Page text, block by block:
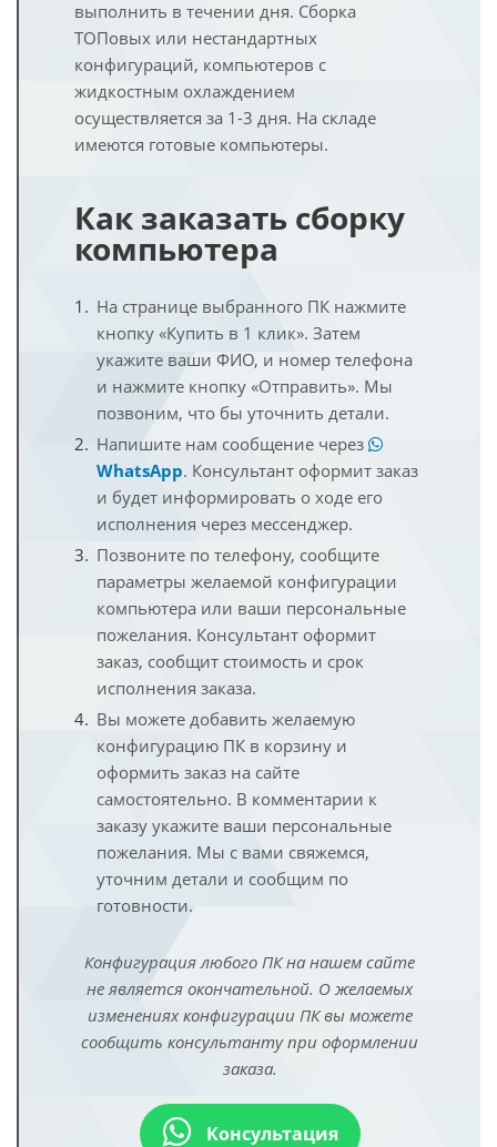
выполнить в течении дня. Сборка
ТОПовых или нестандартных
конфигураций, компьютеров с
жидкостным охлаждением
осуществляется за 1-3 дня. На складе
имеются готовые компьютеры.
Как заказать сборку
компьютера
На странице выбранного ПК нажмите
кнопку «Купить в 1 клик». Затем
укажите ваши ФИО, и номер телефона
и нажмите кнопку «Отправить». Мы
позвоним, что бы уточнить детали.
Напишите нам сообщение через
WhatsApp. Консультант оформит заказ
и будет информировать о ходе его
исполнения через мессенджер.
Позвоните по телефону, сообщите
параметры желаемой конфигурации
компьютера или ваши персональные
пожелания. Консультант оформит
заказ, сообщит стоимость и срок
исполнения заказа.
Вы можете добавить желаемую
конфигурацию ПК в корзину и
оформить заказ на сайте
самостоятельно. В комментарии к
заказу укажите ваши персональные
пожелания. Мы с вами свяжемся,
уточним детали и сообщим по
готовности.
Конфигурация любого ПК на нашем сайте
не является окончательной. О желаемых
изменениях конфигурации ПК вы можете
сообщить консультанту при оформлении
заказа.
Консультация